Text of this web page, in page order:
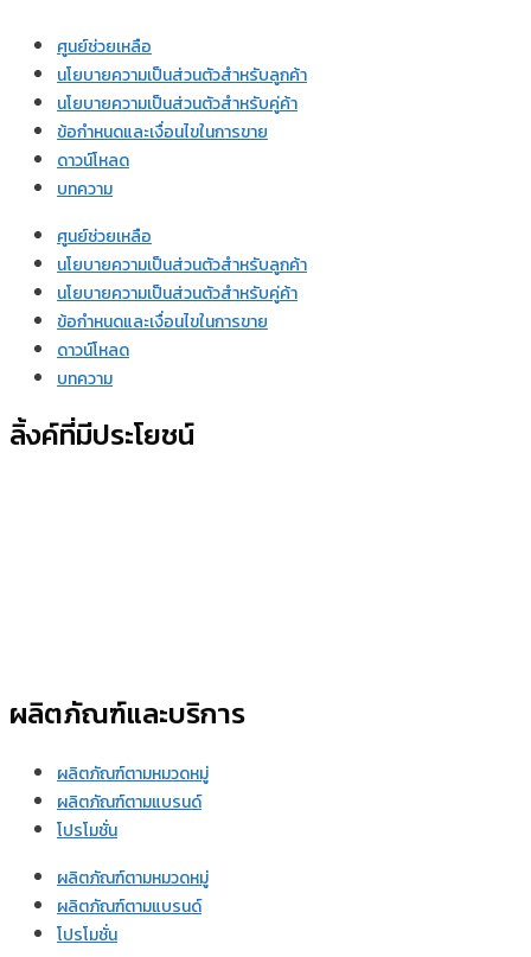
ศูนย์ช่วยเหลือ
นโยบายความเป็นส่วนตัวสำหรับลูกค้า
นโยบายความเป็นส่วนตัวสำหรับคู่ค้า
ข้อกำหนดและเงื่อนไขในการขาย
ดาวน์โหลด
บทความ
ศูนย์ช่วยเหลือ
นโยบายความเป็นส่วนตัวสำหรับลูกค้า
นโยบายความเป็นส่วนตัวสำหรับคู่ค้า
ข้อกำหนดและเงื่อนไขในการขาย
ดาวน์โหลด
บทความ
ลิ้งค์ที่มีประโยชน์
ผลิตภัณฑ์และบริการ
ผลิตภัณฑ์ตามหมวดหมู่
ผลิตภัณฑ์ตามแบรนด์
โปรโมชั่น
ผลิตภัณฑ์ตามหมวดหมู่
ผลิตภัณฑ์ตามแบรนด์
โปรโมชั่น